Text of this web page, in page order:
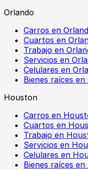
Orlando
Carros en
Cuartos en
Trabajo en
Servicios en
Celulares en
Bienes raíces en
Houston
Carros en
Cuartos en
Trabajo en
Servicios en
Celulares en
Bienes raíces